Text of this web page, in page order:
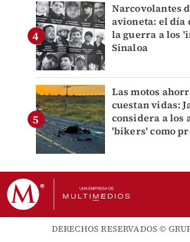
Narcovolantes
avioneta: el día
la guerra a los
Sinaloa
Las motos
cuestan vidas:
considera a los
'bikers' como
DERECHOS RESERVADOS ©